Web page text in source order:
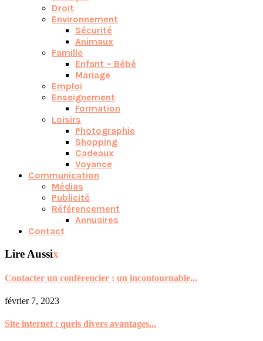
Droit
Environnement
Sécurité
Animaux
Famille
Enfant – Bébé
Mariage
Emploi
Enseignement
Formation
Loisirs
Photographie
Shopping
Cadeaux
Voyance
Communication
Médias
Publicité
Référencement
Annuaires
Contact
Lire Aussix
Contacter un conférencier : un incontournable...
février 7, 2023
Site internet : quels divers avantages...